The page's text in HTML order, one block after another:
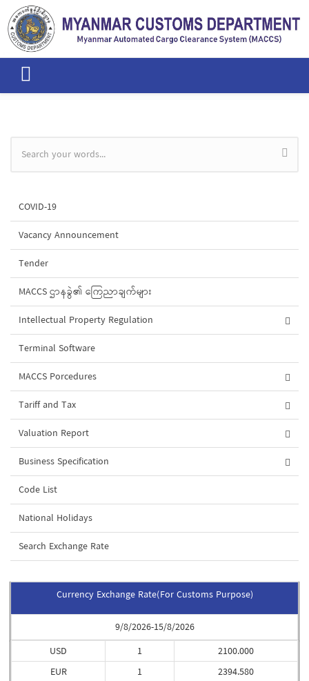
Skip to main content
Search form
COVID-19
Vacancy Announcement
Tender
MACCS ဌာနခွဲ၏ ကြေညာချက်များ
Intellectual Property Regulation
Terminal Software
MACCS Porcedures
Tariff and Tax
Valuation Report
Business Specification
Code List
National Holidays
Search Exchange Rate
Currency Exchange Rate(For Customs Purpose)
9/8/2026-15/8/2026
USD
EUR
1
1
2100.000
2394.580